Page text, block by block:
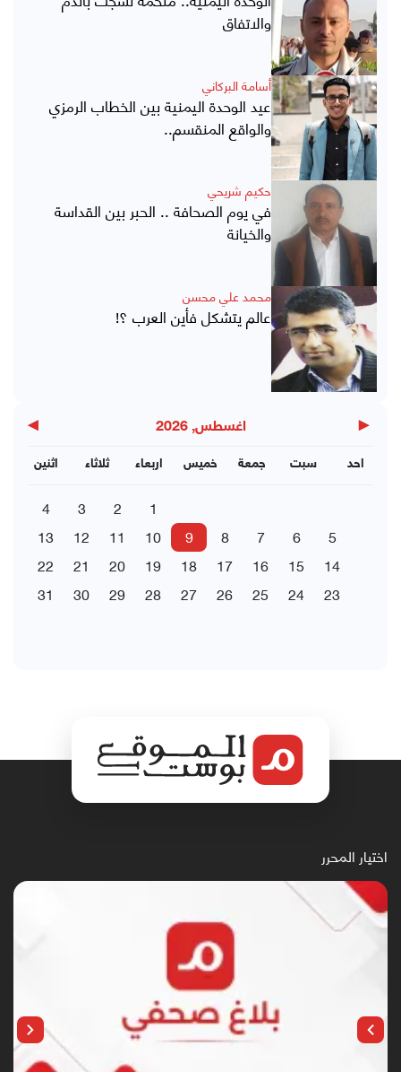
والاتفاق
أسامة البركاني
عيد الوحدة اليمنية بين الخطاب الرمزي
والواقع المنقسم..
حكيم شريحي
في يوم الصحافة .. الحبر بين القداسة
والخيانة
محمد علي محسن
عالم يتشكل فأين العرب ؟!
◀ اغسطس, 2026 ▶
اثنين ثلاثاء اربعاء خميس جمعة سبت احد
1
2
3
4
5
6
7
8
9
10
11
12
13
14
15
16
17
18
19
20
21
22
23
24
25
26
27
28
29
30
31
اختيار المحرر